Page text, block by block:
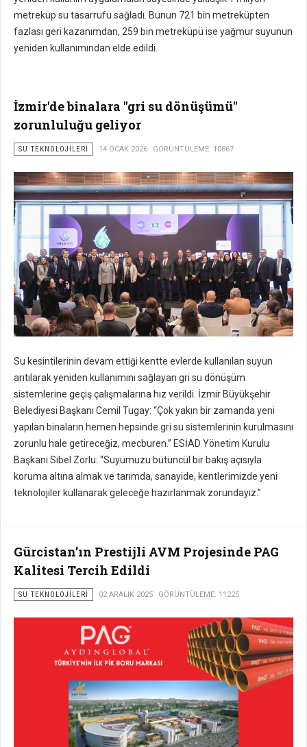
metreküp su tasarrufu sağladı. Bunun 721 bin metreküpten
fazlası geri kazanımdan, 259 bin metreküpü ise yağmur suyunun
yeniden kullanımından elde edildi.
İzmir'de binalara "gri su dönüşümü"
zorunluluğu geliyor
SU TEKNOLOJILERI 14 OCAK 2026 GÖRÜNTÜLEME: 10867
Su kesintilerinin devam ettiği kentte evlerde kullanılan suyun
arıtılarak yeniden kullanımını sağlayan gri su dönüşüm
sistemlerine geçiş çalışmalarına hız verildi. İzmir Büyükşehir
Belediyesi Başkanı Cemil Tugay: “Çok yakın bir zamanda yeni
yapılan binaların hemen hepsinde gri su sistemlerinin kurulmasını
zorunlu hale getireceğiz, mecburen.” ESİAD Yönetim Kurulu
Başkanı Sibel Zorlu: “Suyumuzu bütüncül bir bakış açısıyla
koruma altına almak ve tarımda, sanayide, kentlerimizde yeni
teknolojiler kullanarak geleceğe hazırlanmak zorundayız.”
Gürcistan’ın Prestijli AVM Projesinde PAG
Kalitesi Tercih Edildi
SU TEKNOLOJILERI 02 ARALIK 2025 GÖRÜNTÜLEME: 11225